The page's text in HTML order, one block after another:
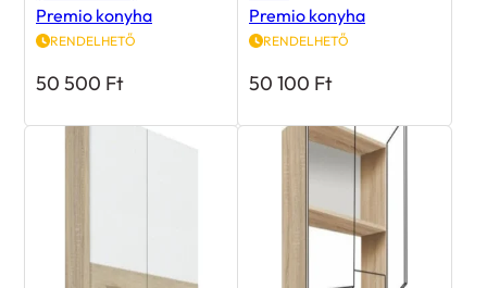
RENDELHETŐ
50 500
RENDELHETŐ
50 100